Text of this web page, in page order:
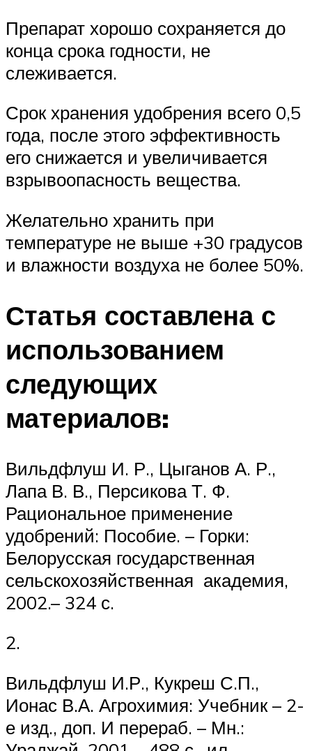
Препарат хорошо сохраняется до
конца срока годности, не
слеживается.
Срок хранения удобрения всего 0,5
года, после этого эффективность
его снижается и увеличивается
взрывоопасность вещества.
Желательно хранить при
температуре не выше +30 градусов
и влажности воздуха не более 50%.
Статья составлена с
использованием
следующих
материалов:
Вильдфлуш И. Р., Цыганов А. Р.,
Лапа В. В., Персикова Т. Ф.
Рациональное применение
удобрений: Пособие. – Горки:
Белорусская государственная
сельскохозяйственная академия,
2002.– 324 с.
2.
Вильдфлуш И.Р., Кукреш С.П.,
Ионас В.А. Агрохимия: Учебник – 2-
е изд., доп. И перераб. – Мн.: